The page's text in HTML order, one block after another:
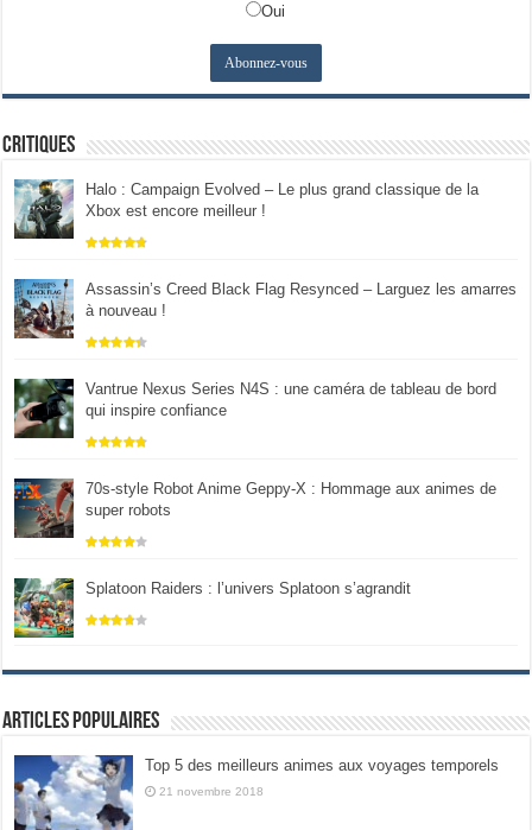
Oui
Critiques
Halo : Campaign Evolved – Le plus grand classique de la
Xbox est encore meilleur !
Assassin’s Creed Black Flag Resynced – Larguez les amarres
à nouveau !
Vantrue Nexus Series N4S : une caméra de tableau de bord
qui inspire confiance
70s-style Robot Anime Geppy-X : Hommage aux animes de
super robots
Splatoon Raiders : l’univers Splatoon s’agrandit
Articles populaires
Top 5 des meilleurs animes aux voyages temporels
21 novembre 2018